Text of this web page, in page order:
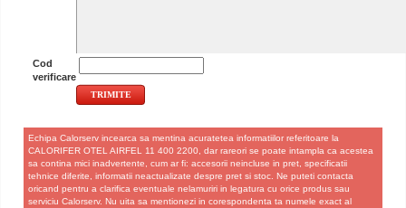
Cod
verificare
Echipa Calorserv incearca sa mentina acuratetea informatiilor referitoare la
CALORIFER OTEL AIRFEL 11 400 2200, dar rareori se poate intampla ca acestea
sa contina mici inadvertente, cum ar fi: accesorii neincluse in pret, specificatii
tehnice diferite, informatii neactualizate despre pret si stoc. Ne puteti contacta
oricand pentru a clarifica eventuale nelamuriri in legatura cu orice produs sau
serviciu Calorserv. Nu uita sa mentionezi in corespondenta ta numele exact al